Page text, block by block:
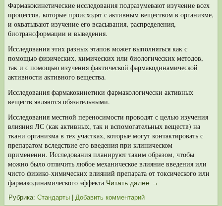
Фармакокинетические исследования подразумевают изучение всех
процес­сов, которые происходят с активным веществом в организме,
и охватывают из­учение его всасывания, распределения,
биотрансформации и выведения.
Исследования этих разных этапов может выполняться как с
помощью физи­ческих, химических или биологических методов,
так и с помощью изучения фак­тической фармакодинамической
активности активного вещества.
Исследования фармакокинетики фармакологически активных
веществ явля­ются обязательными.
Исследования местной переносимости проводят с целью изучения
влия­ния ЛС (как активных, так и вспомогательных веществ) на
ткани организма в тех участках, которые могут контактировать с
препаратом вследствие его введения при клиническом
применении. Исследования планируют таким образом, чтобы
можно было отличить любое механическое влияние введения или
чисто физи­ко-химических влияний препарата от токсического или
фармакодинамического эффекта Читать далее →
Рубрика: Стандарты |Добавить комментарий